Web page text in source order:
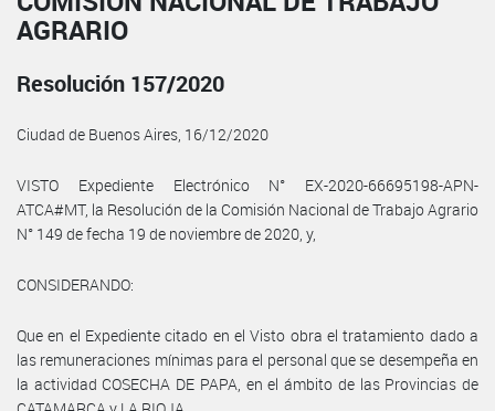
AGRARIO
Resolución 157/2020
Ciudad de Buenos Aires, 16/12/2020
VISTO Expediente Electrónico N° EX-2020-66695198-APN-
ATCA#MT, la Resolución de la Comisión Nacional de Trabajo Agrario
N° 149 de fecha 19 de noviembre de 2020, y,
CONSIDERANDO:
Que en el Expediente citado en el Visto obra el tratamiento dado a
las remuneraciones mínimas para el personal que se desempeña en
la actividad COSECHA DE PAPA, en el ámbito de las Provincias de